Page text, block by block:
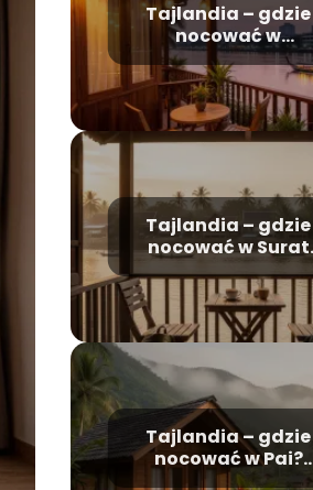
Tajlandia – gdzie
nocować w
Nonthaburi?
Tajlandia – gdzie
nocować w Surat
Thani?
Tajlandia – gdzie
nocować w Pai?
Najlepsze miejsca i